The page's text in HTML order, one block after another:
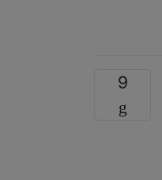
9